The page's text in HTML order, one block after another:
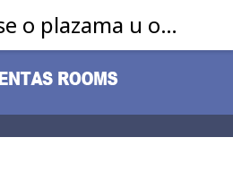
Obavestite se o plazama u okolini Platamona Grcka, mestu u kome se nalaze sobe za iznajmljivanke i studia vrentas rooms